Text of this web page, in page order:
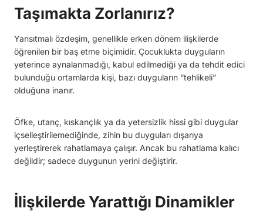
Taşımakta Zorlanırız?
Yansıtmalı özdeşim, genellikle erken dönem ilişkilerde
öğrenilen bir baş etme biçimidir. Çocuklukta duyguların
yeterince aynalanmadığı, kabul edilmediği ya da tehdit edici
bulunduğu ortamlarda kişi, bazı duyguların “tehlikeli”
olduğuna inanır.
Öfke, utanç, kıskançlık ya da yetersizlik hissi gibi duygular
içselleştirilemediğinde, zihin bu duyguları dışarıya
yerleştirerek rahatlamaya çalışır. Ancak bu rahatlama kalıcı
değildir; sadece duygunun yerini değiştirir.
İlişkilerde Yarattığı Dinamikler